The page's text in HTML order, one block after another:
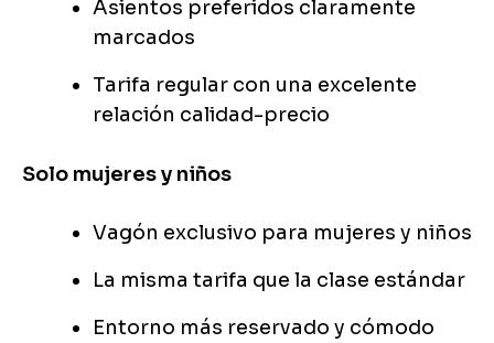
Asientos preferidos claramente
marcados
Tarifa regular con una excelente
relación calidad-precio
Solo mujeres y niños
Vagón exclusivo para mujeres y niños
La misma tarifa que la clase estándar
Entorno más reservado y cómodo